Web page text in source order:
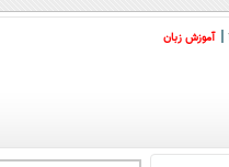
آموزش زبان